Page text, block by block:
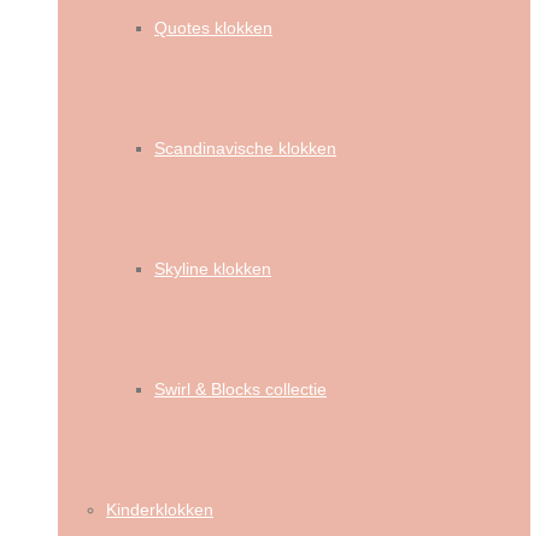
Quotes klokken
Scandinavische klokken
Skyline klokken
Swirl & Blocks collectie
Kinderklokken